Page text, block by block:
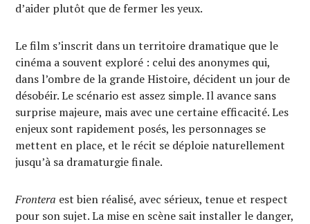
d’aider plutôt que de fermer les yeux.
Le film s’inscrit dans un territoire dramatique que le
cinéma a souvent exploré : celui des anonymes qui,
dans l’ombre de la grande Histoire, décident un jour de
désobéir. Le scénario est assez simple. Il avance sans
surprise majeure, mais avec une certaine efficacité. Les
enjeux sont rapidement posés, les personnages se
mettent en place, et le récit se déploie naturellement
jusqu’à sa dramaturgie finale.
Frontera est bien réalisé, avec sérieux, tenue et respect
pour son sujet. La mise en scène sait installer le danger,